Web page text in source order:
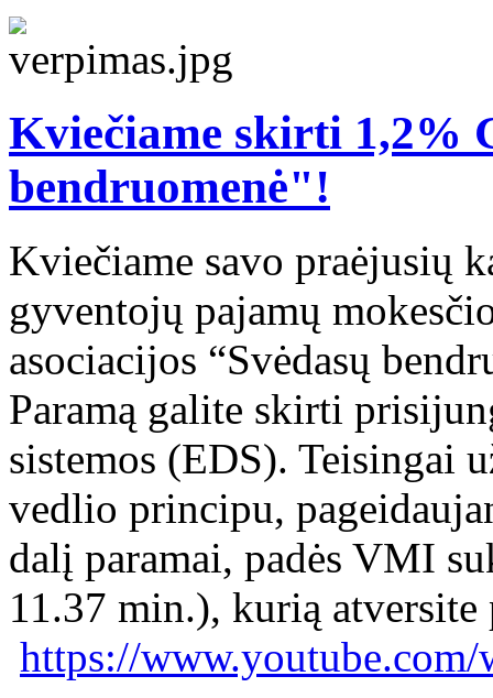
Kviečiame skirti 1,2%
bendruomenė"!
Kviečiame savo praėjusių
gyventojų pajamų
asociacijos “Svėdasų
Paramą galite skirti
sistemos (EDS). Teisingai
vedlio principu,
dalį paramai, padės VMI
11.37 min.), kurią atversite
https://